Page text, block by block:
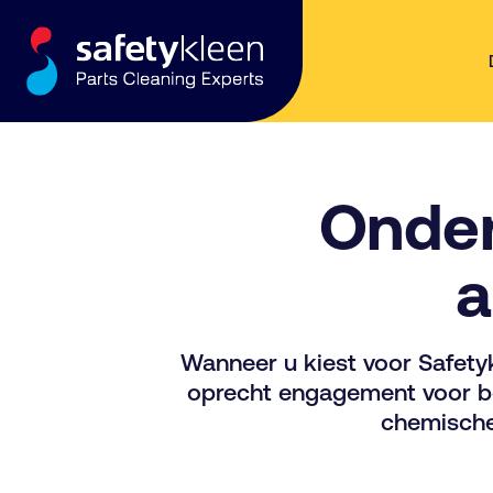
Wanneer u kiest voor
oprecht engagement voor